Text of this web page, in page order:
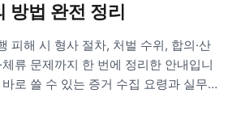
방법 완전 정리
피해 시 형사 절차, 처벌 수위, 합의·산
체류 문제까지 한 번에 정리한 안내입니
로 쓸 수 있는 증거 수집 요령과 실무